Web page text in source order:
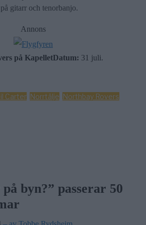
gitarr och tenorbanjo.
Annons
på KapelletDatum: 31 juli.
Carter Norrtälje Northbay Rovers
byn?” passerar 50